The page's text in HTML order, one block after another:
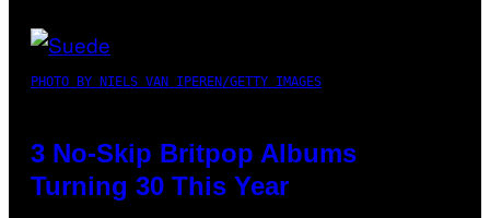
PHOTO BY NIELS VAN IPEREN/GETTY IMAGES
3 No-Skip Britpop Albums
Turning 30 This Year